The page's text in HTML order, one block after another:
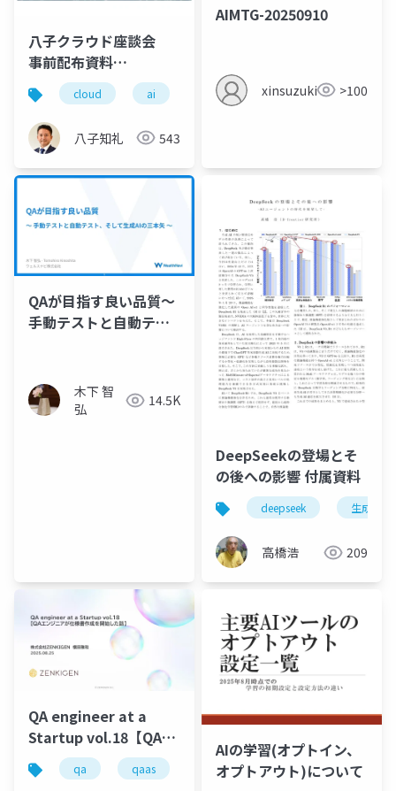
八子クラウド座談会
事前配布資料
_20250913
cloud ai saas 生成ai
八子知礼 543
AIMTG-20250910
xinsuzuki >100
QAが目指す良い品質〜
手動テストと自動テス
木下 智
弘
14.5K
DeepSeekの登場とそ
の後への影響 付属資料
deepseek 生成ai
高橋浩 209
QA engineer at a
Startup vol.18【QAエ
ンジニアが仕様書作成
を開始した話】
qa qaas
AIの学習(オプトイン、
オプトアウト)について